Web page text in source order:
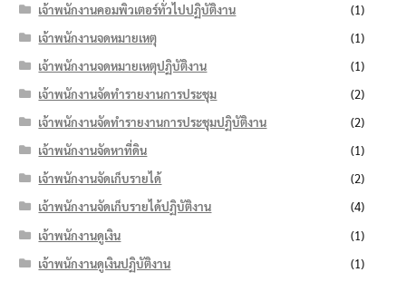
เจ้าพนักงานคอมพิวเตอร์ทั่วไปปฏิบัติงาน
(1)
เจ้าพนักงานจดหมายเหตุ
(1)
เจ้าพนักงานจดหมายเหตุปฏิบัติงาน
(1)
เจ้าพนักงานจัดทำรายงานการประชุม
(2)
เจ้าพนักงานจัดทำรายงานการประชุมปฏิบัติงาน
(2)
เจ้าพนักงานจัดหาที่ดิน
(1)
เจ้าพนักงานจัดเก็บรายได้
(2)
เจ้าพนักงานจัดเก็บรายได้ปฏิบัติงาน
(4)
เจ้าพนักงานดูเงิน
(1)
เจ้าพนักงานดูเงินปฏิบัติงาน
(1)